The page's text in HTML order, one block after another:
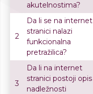
akutelnostima?
2
Da li se na internet
stranici nalazi
funkcionalna
pretražilica?
3
Da li na internet
stranici postoji opis
nadležnosti